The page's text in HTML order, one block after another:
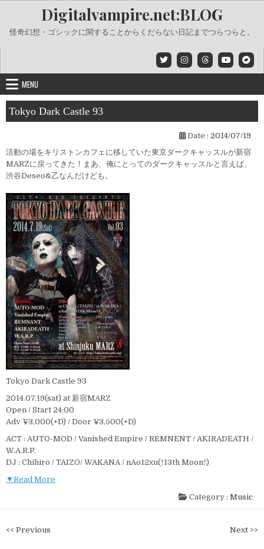
content
Digitalvampire.net:BLOG
怪奇幻想・ゴシックに関することからくだらない日記までつらつらと。
MENU
Tokyo Dark Castle 93
Date : 2014/07/19
活動の場をキリストンカフェに移していた東京ダークキャッスルが新宿
MARZに戻ってきた！まあ、俺にとってのダークキャッスルと言えば、
渋谷Deseo&乙なんだけども。
Tokyo Dark Castle 93
2014.07.19(sat) at 新宿MARZ
Open / Start 24:00
Adv ¥3,000(+D) / Door ¥3,500(+D)
ACT : AUTO-MOD / Vanished Empire / REMNENT / AKIRADEATH /
W.A.R.P.
DJ : Chihiro / TAIZO/ WAKANA / nAo12xu(†13th Moon†)
▼Read More
Category : Music
投
<< Previous Next >>